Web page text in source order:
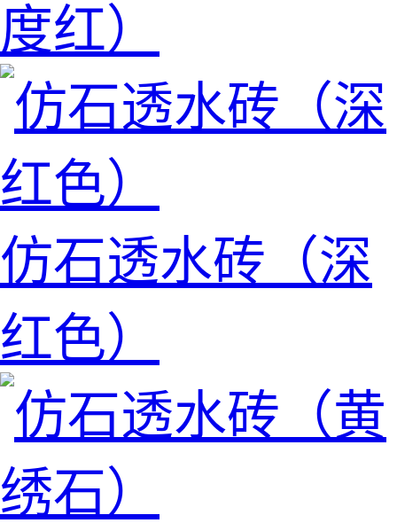
度红）
仿石透水砖（深
红色）